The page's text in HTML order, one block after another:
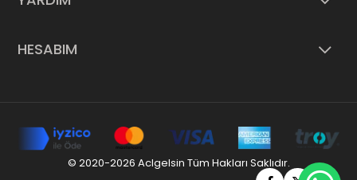
HESABIM
© 2020-2026 Aclgelsin Tüm Hakları Saklıdır.